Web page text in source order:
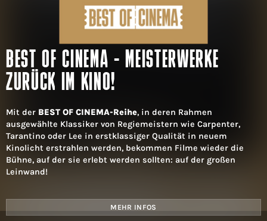
BEST OF CINEMA - MEISTERWERKE
ZURÜCK IM KINO!
Mit der BEST OF CINEMA-Reihe, in deren Rahmen
ausgewählte Klassiker von Regiemeistern wie Carpenter,
Tarantino oder Lee in erstklassiger Qualität in neuem
Kinolicht erstrahlen werden, bekommen Filme wieder die
Bühne, auf der sie erlebt werden sollten: auf der großen
Leinwand!
MEHR INFOS